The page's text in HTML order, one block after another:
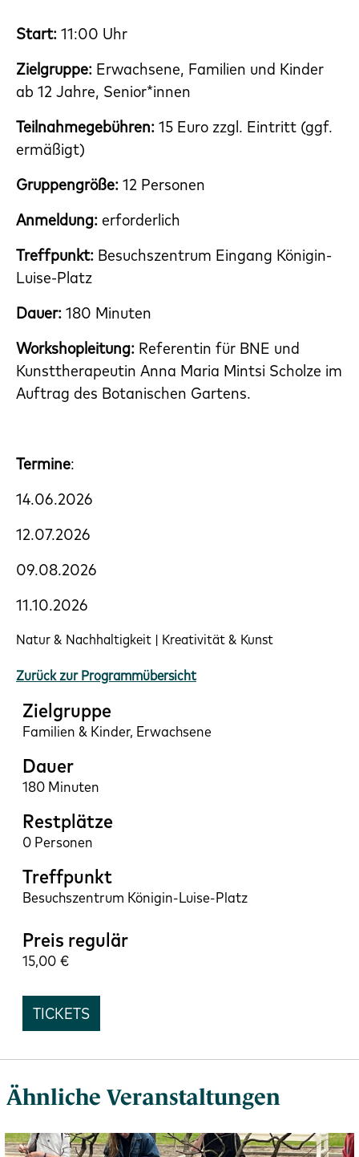
Start: 11:00 Uhr
Zielgruppe: Erwachsene, Familien und Kinder
ab 12 Jahre, Senior*innen
Teilnahmegebühren: 15 Euro zzgl. Eintritt (ggf.
ermäßigt)
Gruppengröße: 12 Personen
Anmeldung: erforderlich
Treffpunkt: Besuchszentrum Eingang Königin-
Luise-Platz
Dauer: 180 Minuten
Workshopleitung: Referentin für BNE und
Kunsttherapeutin Anna Maria Mintsi Scholze im
Auftrag des Botanischen Gartens.
Termine:
14.06.2026
12.07.2026
09.08.2026
11.10.2026
Natur & Nachhaltigkeit | Kreativität & Kunst
Zurück zur Programmübersicht
Zielgruppe
Familien & Kinder, Erwachsene
Dauer
180 Minuten
Restplätze
0
Treffpunkt
Besuchszentrum Königin-Luise-Platz
Preis regulär
15,00
TICKETS
Ähnliche Veranstaltungen